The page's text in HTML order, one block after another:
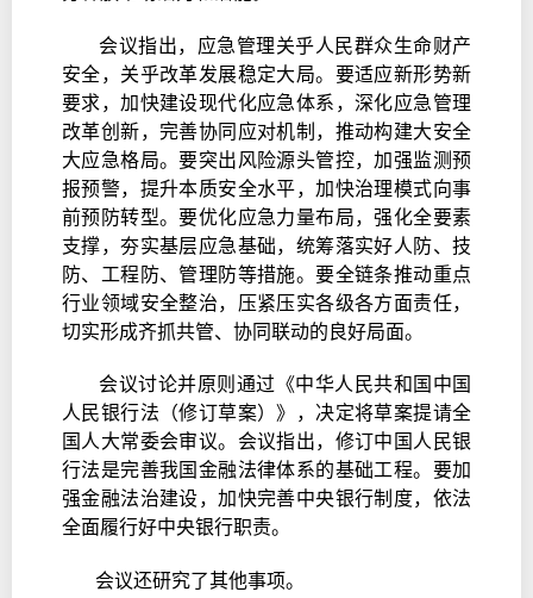
会议指出，应急管理关乎人民群众生命财产
安全，关乎改革发展稳定大局。要适应新形势新
要求，加快建设现代化应急体系，深化应急管理
改革创新，完善协同应对机制，推动构建大安全
大应急格局。要突出风险源头管控，加强监测预
报预警，提升本质安全水平，加快治理模式向事
前预防转型。要优化应急力量布局，强化全要素
支撑，夯实基层应急基础，统筹落实好人防、技
防、工程防、管理防等措施。要全链条推动重点
行业领域安全整治，压紧压实各级各方面责任，
切实形成齐抓共管、协同联动的良好局面。
会议讨论并原则通过《中华人民共和国中国
人民银行法（修订草案）》，决定将草案提请全
国人大常委会审议。会议指出，修订中国人民银
行法是完善我国金融法律体系的基础工程。要加
强金融法治建设，加快完善中央银行制度，依法
全面履行好中央银行职责。
会议还研究了其他事项。